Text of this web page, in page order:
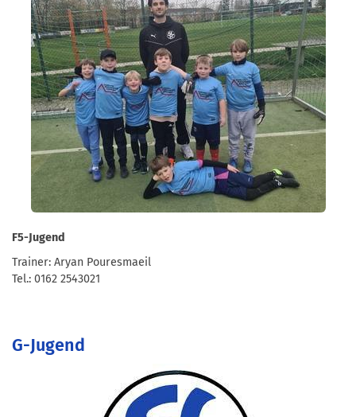
F5-Jugend
Trainer: Aryan Pouresmaeil
Tel.: 0162 2543021
G-Jugend